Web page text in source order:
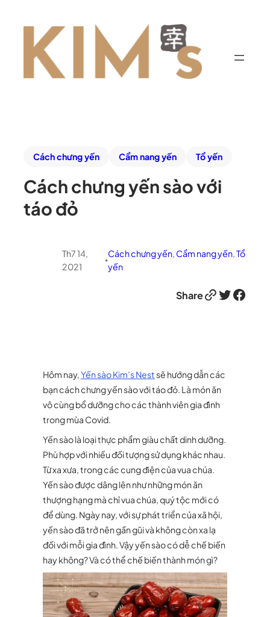
Cách chưng yến Cẩm nang yến Tổ yến
Cách chưng yến sào với
táo đỏ
Th7 14,
2021
•
Cách chưng yến, Cẩm nang yến, Tổ
yến
ShareLink Twitter Facebook
Hôm nay,Yến sào Kim’s Nestsẽ hướng dẫn các
bạn cách chưng yến sào với táo đỏ. Là món ăn
vô cùng bổ dưỡng cho các thành viên gia đình
trong mùa Covid.
Yến sào là loại thực phẩm giàu chất dinh dưỡng.
Phù hợp với nhiều đối tượng sử dụng khác nhau.
Từ xa xưa, trong các cung điện của vua chúa.
Yến sào được dâng lên như những món ăn
thượng hạng mà chỉ vua chúa, quý tộc mới có
để dùng. Ngày nay, với sự phát triển của xã hội,
yến sào đã trở nên gần gũi và không còn xa lạ
đối với mỗi gia đình. Vậy yến sào có dễ chế biến
hay không? Và có thể chế biến thành món gì?